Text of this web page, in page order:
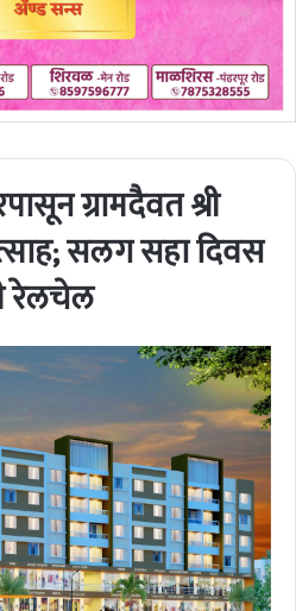
ग्रामदैवत श्री
सलग सहा दिवस
रेलचेल